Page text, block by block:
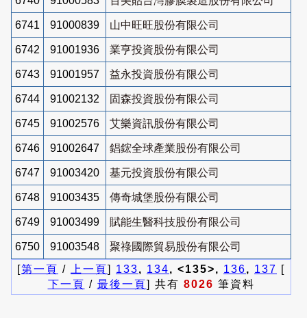
6741 91000839 山中旺旺股份有限公司
6742 91001936 業亨投資股份有限公司
6743 91001957 益永投資股份有限公司
6744 91002132 固森投資股份有限公司
6745 91002576 艾樂資訊股份有限公司
6746 91002647 錩鋐全球產業股份有限公司
6747 91003420 基元投資股份有限公司
6748 91003435 傳奇城堡股份有限公司
6749 91003499 賦能生醫科技股份有限公司
6750 91003548
聚祿國際貿易股份有限公司
[第一頁 / 上一頁] 133, 134, <135>, 136, 137 [
下一頁 / 最後一頁] 共有 8026 筆資料